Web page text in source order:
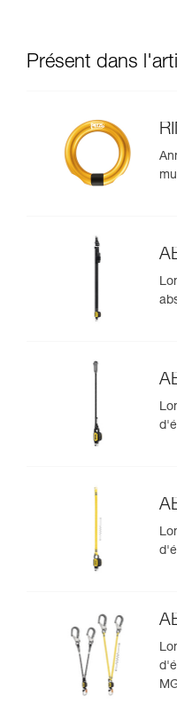
Présent dans